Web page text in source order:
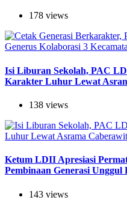
178 views
Isi Liburan Sekolah, PAC
Karakter Luhur Lewat
138 views
Ketum LDII Apresiasi
Pembinaan Generasi Unggul
143 views